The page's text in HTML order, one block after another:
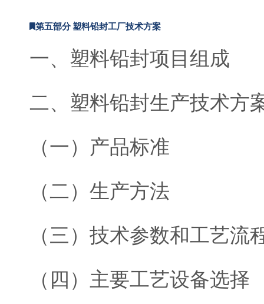
第五部分 塑料铅封工厂技术方案
一、塑料铅封项目组成
二、塑料铅封生产技术方
（一）产品标准
（二）生产方法
（三）技术参数和工艺流
（四）主要工艺设备选择